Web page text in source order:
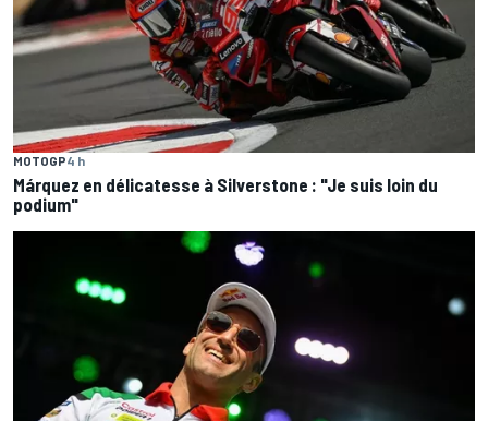
MOTOGP4 h
Márquez en délicatesse à Silverstone : "Je suis loin du
podium"